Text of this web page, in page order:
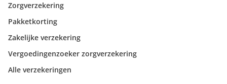
Zorgverzekering
Pakketkorting
Zakelijke verzekering
Vergoedingenzoeker zorgverzekering
Alle verzekeringen